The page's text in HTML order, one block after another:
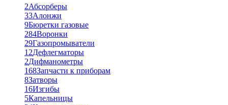
2Абсорберы
33Алонжи
9Бюретки газовые
284Воронки
29Газопромыватели
12Дефлегматоры
2Дифманометры
168Запчасти к приборам
8Затворы
16Изгибы
5Капельницы